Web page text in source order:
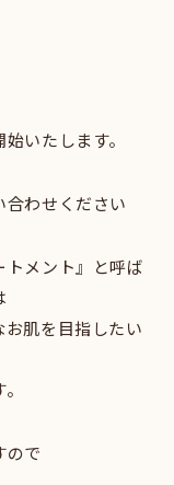
いたします。
合わせください
メント』と呼ば
肌を目指したい
ので